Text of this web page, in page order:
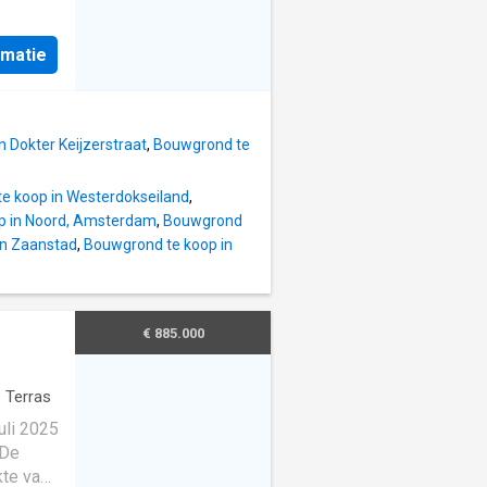
in
Dokter Keijzerstraat, Bouwgrond te
koop in Westerdokseiland,
in Noord, Amsterdam, Bouwgrond
Zaanstad, Bouwgrond te koop in
Terras
2025
van
€ 885.000